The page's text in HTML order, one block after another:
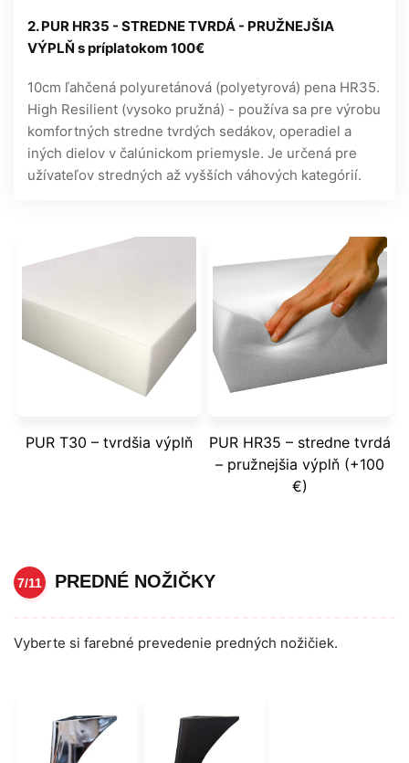
2. PUR HR35 - STREDNE TVRDÁ - PRUŽNEJŠIA
VÝPLŇ s príplatokom 100€
10cm ľahčená polyuretánová (polyetyrová) pena HR35.
High Resilient (vysoko pružná) - používa sa pre výrobu
komfortných stredne tvrdých sedákov, operadiel a
iných dielov v čalúnickom priemysle. Je určená pre
užívateľov stredných až vyšších váhových kategórií.
PUR T30 – tvrdšia výplň
PUR HR35 – stredne tvrdá
– pružnejšia výplň (+100
€)
7/11 PREDNÉ NOŽIČKY
Vyberte si farebné prevedenie predných nožičiek.